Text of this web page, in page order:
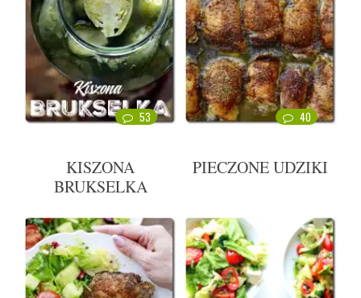
53
KISZONA
BRUKSELKA
40
PIECZONE UDZIKI